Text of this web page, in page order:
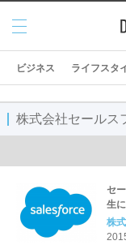
メニ
ュー
ビジネス ライフスタ
株式会社セールス
セ
生
証
株